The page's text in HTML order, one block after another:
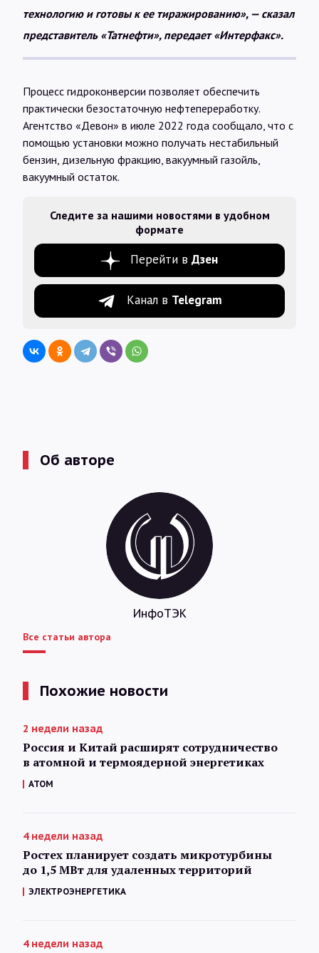
технологию и готовы к ее тиражированию», — сказал
представитель «Татнефти», передает «Интерфакс».
Процесс гидроконверсии позволяет обеспечить
практически безостаточную нефтепереработку.
Агентство «Девон» в июле 2022 года сообщало, что с
помощью установки можно получать нестабильный
бензин, дизельную фракцию, вакуумный газойль,
вакуумный остаток.
Следите за нашими новостями в удобном
формате
Перейти в Дзен
Канал в Telegram
Об авторе
ИнфоТЭК
Все статьи автора
Похожие новости
2 недели назад
Россия и Китай расширят сотрудничество
в атомной и термоядерной энергетиках
АТОМ
4 недели назад
Ростех планирует создать микротурбины
до 1,5 МВт для удаленных территорий
ЭЛЕКТРОЭНЕРГЕТИКА
4 недели назад